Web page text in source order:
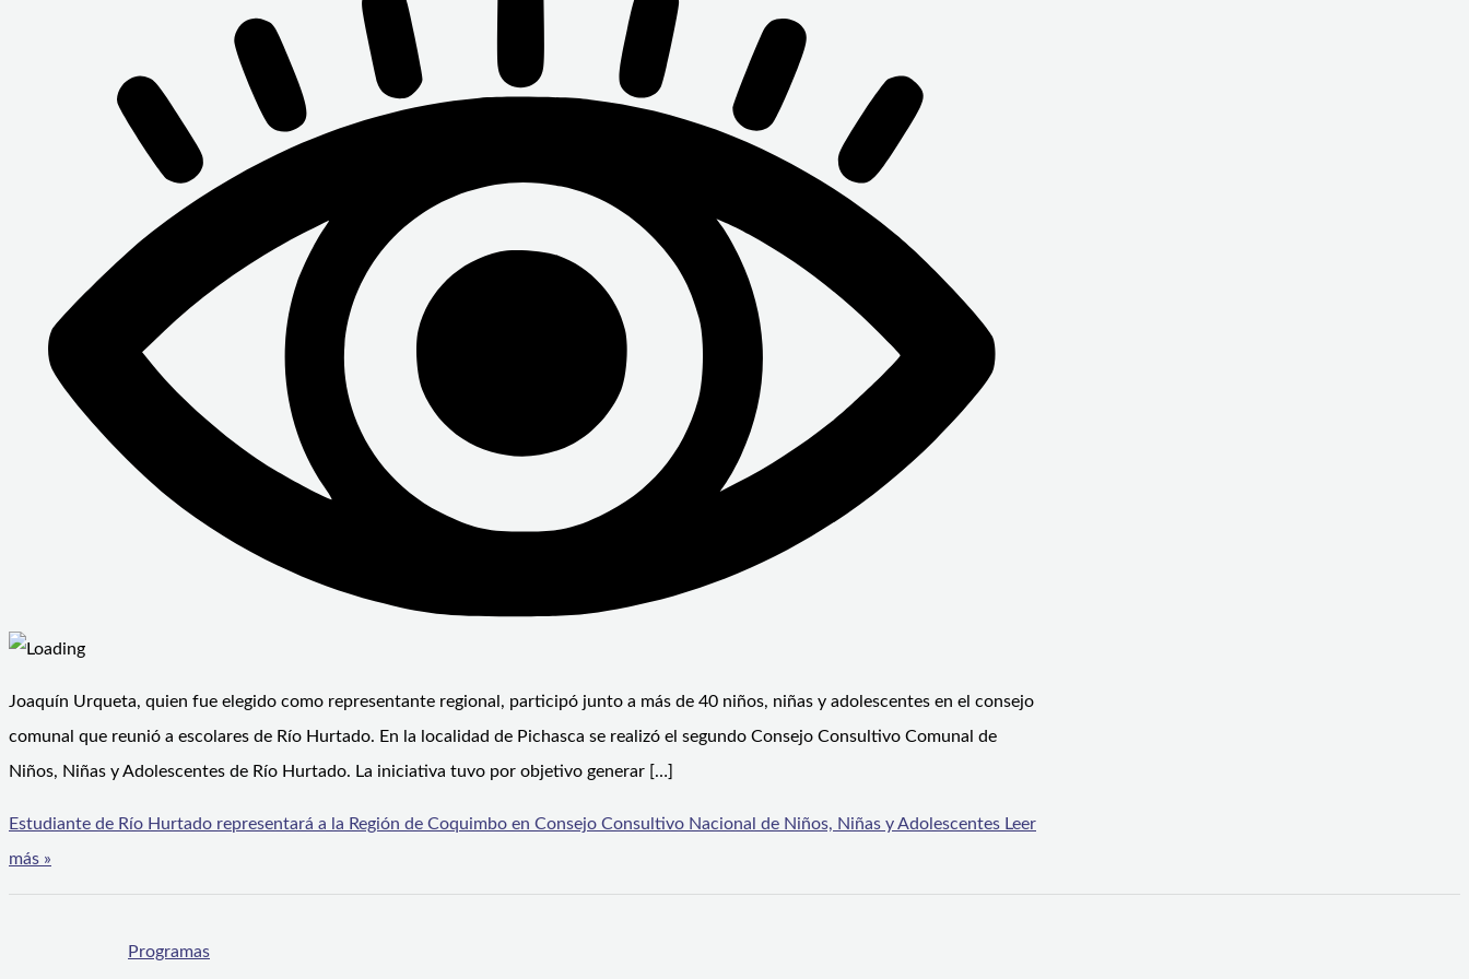
Joaquín Urqueta, quien fue elegido como representante regional, participó junto a más de 40 niños, niñas y adolescentes en el consejo
comunal que reunió a escolares de Río Hurtado. En la localidad de Pichasca se realizó el segundo Consejo Consultivo Comunal de
Niños, Niñas y Adolescentes de Río Hurtado. La iniciativa tuvo por objetivo generar […]
Estudiante de Río Hurtado representará a la Región de Coquimbo en Consejo Consultivo Nacional de Niños, Niñas y Adolescentes Leer
más »
Programas